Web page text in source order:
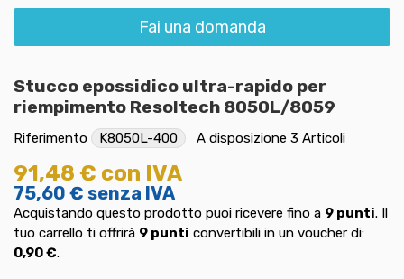
Fai una domanda
Stucco epossidico ultra-rapido per
riempimento Resoltech 8050L/8059
Riferimento K8050L-400 A disposizione 3 Articoli
91,48 € con IVA
75,60 € senza IVA
Acquistando questo prodotto puoi ricevere fino a 9 punti. Il
tuo carrello ti offrirà 9 punti convertibili in un voucher di:
0,90 €.